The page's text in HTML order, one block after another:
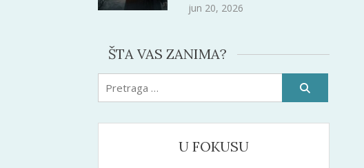
jun 20, 2026
ŠTA VAS ZANIMA?
U FOKUSU